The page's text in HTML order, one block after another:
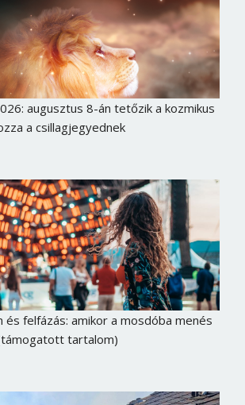
augusztus 8-án tetőzik a kozmikus
a csillagjegyednek
és felfázás: amikor a mosdóba menés
tartalom)